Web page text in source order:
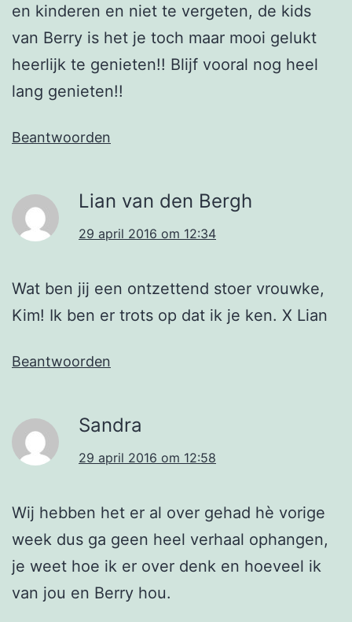
en kinderen en niet te vergeten, de kids
van Berry is het je toch maar mooi gelukt
heerlijk te genieten!! Blijf vooral nog heel
lang genieten!!
Beantwoorden
Lian van den Bergh
29 april 2016 om 12:34
Wat ben jij een ontzettend stoer vrouwke,
Kim! Ik ben er trots op dat ik je ken. X Lian
Beantwoorden
Sandra
29 april 2016 om 12:58
Wij hebben het er al over gehad hè vorige
week dus ga geen heel verhaal ophangen,
je weet hoe ik er over denk en hoeveel ik
van jou en Berry hou.